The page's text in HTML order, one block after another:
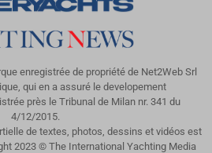
enregistrée de propriété de Net2Web Srl
qui en a assuré le developement
près le Tribunal de Milan nr. 341 du
4/12/2015.
de textes, photos, dessins et vidéos est
2023 © The International Yachting Media